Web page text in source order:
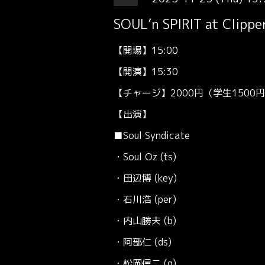
SOUL’n SPIRIT at
【開場】15:00
【開演】15:30
【チャージ】2000円（学生1500
【出演】
■Soul Syndicate
・Soul Oz (ts)
・田辺博 (key)
・石川浩 (per)
・内山勝夫 (b)
・阿部仁 (ds)